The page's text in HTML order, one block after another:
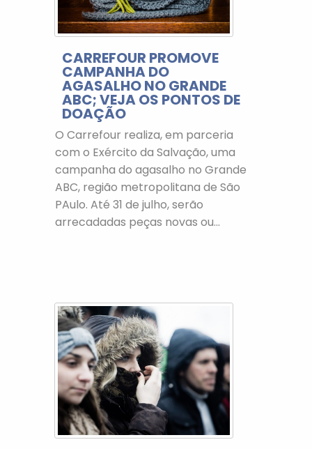
CARREFOUR PROMOVE
CAMPANHA DO
AGASALHO NO GRANDE
ABC; VEJA OS PONTOS DE
DOAÇÃO
O Carrefour realiza, em parceria
com o Exército da Salvação, uma
campanha do agasalho no Grande
ABC, região metropolitana de São
PAulo. Até 31 de julho, serão
arrecadadas peças novas ou...